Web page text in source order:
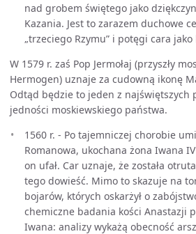
nad grobem świętego jako
Kazania. Jest to zarazem duchowe
„trzeciego Rzymu” i potęgi cara
W 1579 r. zaś Pop Jermołaj (przyszły
Hermogen) uznaje za cudowną ikonę
Odtąd będzie to jeden z najświętszych
jedności moskiewskiego państwa.
1560 r. - Po tajemniczej chorobie
Romanowa, ukochana żona Iwana
on ufał. Car uznaje, że została
tego dowieść. Mimo to skazuje na
bojarów, których oskarżył o
chemiczne badania kości Anastazji
Iwana: analizy wykażą obecność